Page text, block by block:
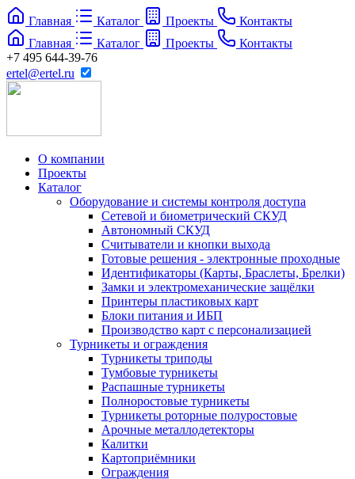
Главная Каталог Проекты
Контакты
Главная
Каталог Проекты
Контакты
+7 495 644-39-76
ertel@ertel.ru
О компании
Проекты
Каталог
Оборудование и системы контроля доступа
Сетевой и биометрический СКУД
Автономный СКУД
Считыватели и кнопки выхода
Готовые решения - электронные проходные
Идентификаторы (Карты, Браслеты, Брелки)
Замки и электромеханические защёлки
Принтеры пластиковых карт
Блоки питания и ИБП
Производство карт с персонализацией
Турникеты и ограждения
Турникеты триподы
Тумбовые турникеты
Распашные турникеты
Полноростовые турникеты
Турникеты роторные полуростовые
Арочные металлодетекторы
Калитки
Картоприёмники
Ограждения